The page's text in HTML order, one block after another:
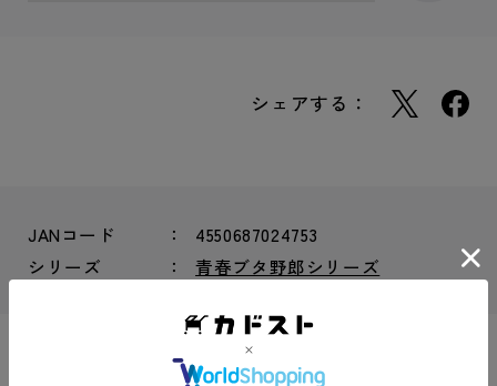
シェアする：
JANコード
4550687024753
シリーズ
青春ブタ野郎シリーズ